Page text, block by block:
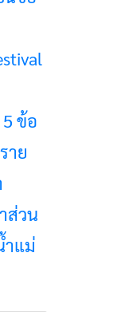
ข้อ
าย
ส่วน
ำแม่